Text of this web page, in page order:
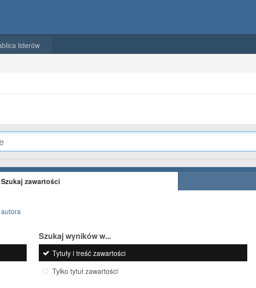
liderów
Szukaj zawartości
Szukaj wyników w...
Tytuły i treść zawartości
Tylko tytuł zawartości